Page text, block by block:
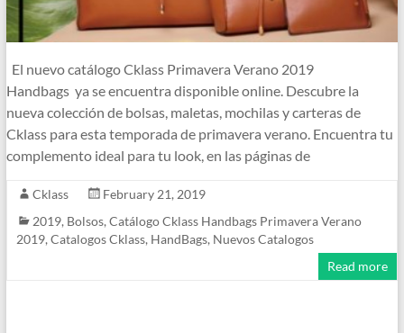
El nuevo catálogo Cklass Primavera Verano 2019
Handbags ya se encuentra disponible online. Descubre la
nueva colección de bolsas, maletas, mochilas y carteras de
Cklass para esta temporada de primavera verano. Encuentra tu
complemento ideal para tu look, en las páginas de
Cklass
February 21, 2019
2019, Bolsos, Catálogo Cklass Handbags Primavera Verano
2019, Catalogos Cklass, HandBags, Nuevos Catalogos
Read more